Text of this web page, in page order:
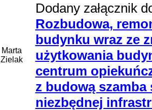
Marta
Zielak
Dodany załącznik
Rozbudowa,
budynku wraz ze
użytkowania
centrum
z budową szamba
niezbędnej